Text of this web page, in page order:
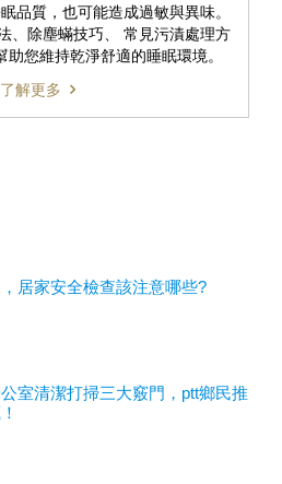
品質，也可能造成過敏與異味。
、除塵蟎技巧、 常見污漬處理方
您維持乾淨舒適的睡眠環境。
了解更多
居家安全檢查該注意哪些?
室清潔打掃三大竅門，ptt鄉民推